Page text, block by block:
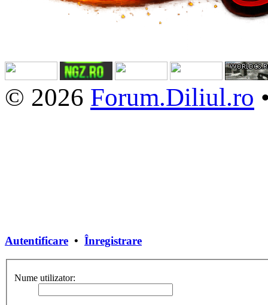
© 2026 Forum.Diliul.ro
Autentificare • Înregistrare
Nume utilizator: